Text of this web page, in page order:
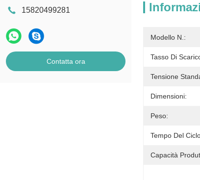
15820499281
Contatta ora
Modello N.:
Tasso Di
Tensione
Dimensioni:
Peso:
Tempo Del
Capacità